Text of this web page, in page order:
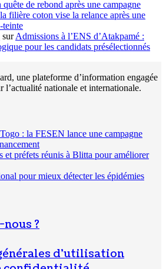
de rebond après une campagne
filière coton vise la relance après une
teinte
surAdmissions à l’ENS d’Atakpamé :
pour les candidats présélectionnés
une plateforme d’information engagée
l’actualité nationale et internationale.
: la FESEN lance une campagne
et préfets réunis à Blitta pour améliorer
pour mieux détecter les épidémies
?
d’utilisation